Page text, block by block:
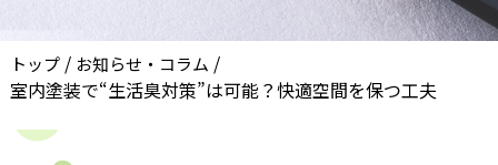
トップ/ お知らせ・コラム /
室内塗装で“生活臭対策”は可能？快適空間を保つ工夫